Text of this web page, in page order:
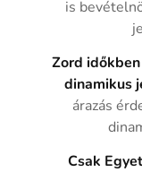
is
Zord
dinamikus
árazás
Csak